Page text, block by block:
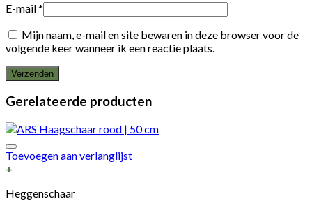
E-mail*
Mijn naam, e-mail en site bewaren in deze browser voor de
volgende keer wanneer ik een reactie plaats.
Gerelateerde producten
Toevoegen aan verlanglijst
+
Heggenschaar